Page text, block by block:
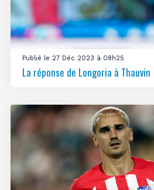
Publié le 27 Déc 2023 à 08h25
La réponse de Longoria à Thauvin